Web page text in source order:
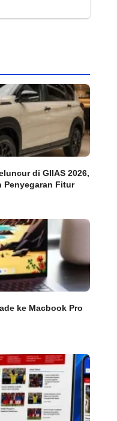
di GIIAS 2026,
Penyegaran Fitur
ke Macbook Pro